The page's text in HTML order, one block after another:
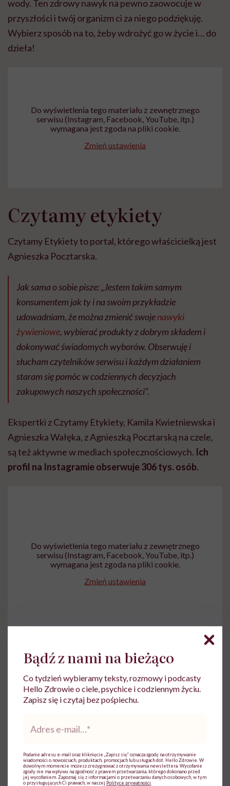
wody. Ten zdrowy nawyk na pewno zaowocuje w
przyszłości i twój organizm ci za niego podziękuję.
Wybierz sposób na to, żeby wdrożyć go w życie i… do
dzieła!
Do wyświetlenia tego materiału z zewnętrznego
serwisu (Instagram, Facebook, YouTube, itp.)
wymagana jest zgoda na pliki cookie.
Zmień ustawienia
Czytamy etykiety
Czytamy Etykiety to portal, którego właścicielką jest
Agnieszka Pocztarska.
Jak sama o sobie pisze:„Jestem takim samym
konsumentem jak ty i na swoim przykładzie
udowadniam, że można zmienić swojenawyki
żywieniowe, wybierać produkty z dobrym składem i
dokonywać świadomych wyborów. Obserwuję i
słucham czytelników serwisu i każdym działaniem
staram się pomóc w codziennych decyzjach
zakupowych naszych społeczności”.
Ekspertki z Czytamy Etykiety, Kamila Kwietniewska i
Agnieszka Wałęka, z Agnieszką Pocztarską na czele,
są też aktywne w mediach społecznościowych. Ich
profil na Instagramie obserwuje 306 tys. osób.
Do wyświetlenia tego materiału z zewnętrznego
serwisu (Instagram, Facebook, YouTube, itp.)
wymagana jest zgoda na pliki cookie.
Zmień ustawienia
Ewelina Kaczmarczyk
Dziennikarka, której temat zdrowia zawsze
Zobacz profil
Bądź z nami na bieżąco
Co tydzień wybieramy teksty, rozmowy i podcasty
Hello Zdrowie o ciele, psychice i codziennym życiu.
Zapisz się i czytaj bez pośpiechu.
mail*
Podanie adresu e-mail oraz kliknięcie „Zapisz się” oznacza zgodę na otrzymywanie
wiadomości o nowościach, produktach, promocjach lub usługach dot. Hello Zdrowie. W
dowolnym momencie możesz zrezygnować z otrzymywania newslettera. Wycofanie
zgody nie ma wpływu na zgodność z prawem przetwarzania, którego dokonano przed
jej wycofaniem. Zapoznaj się z informacjami o przetwarzaniu danych osobowych, w tym
o przysługujących Ci prawach, w naszej Polityce prywatności